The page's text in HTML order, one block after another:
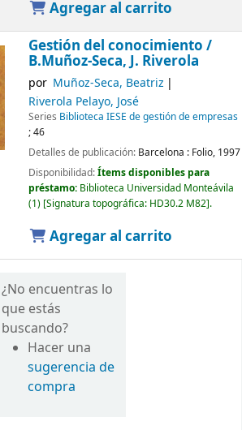
Agregar al carrito
Gestión del conocimiento /
B.Muñoz-Seca, J. Riverola
por Muñoz-Seca, Beatriz
Riverola Pelayo, José
Series Biblioteca IESE de gestión de empresas
; 46
Detalles de publicación: Barcelona : Folio, 1997
Disponibilidad:Ítems disponibles para
préstamo: Biblioteca Universidad Monteávila
(1) Signatura topográfica: HD30.2 M82 .
Agregar al carrito
¿No encuentras lo
que estás
buscando?
Hacer una
sugerencia de
compra